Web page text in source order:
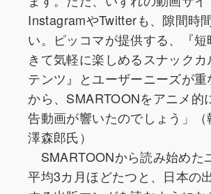
InstagramやTwitterも、隙間時
い。ピッコマが提供する、『
きて気軽に楽しめるスナック
テンツ』とユーザーニーズが
から、SMARTOONをアニメ的
告動画が響いたのでしょう」
澤森郎氏）
SMARTOONから読み始めた
平均3カ月ほどたつと、日本の